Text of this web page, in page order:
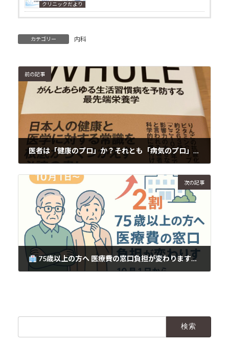
クリニックだより
カテゴリー 内科
前の記事
医者は「健康のプロ」か？それとも「病気のプロ」か？
次の記事
75歳以上の方へ 医療費の窓口負担が変わります（10月1日〜）